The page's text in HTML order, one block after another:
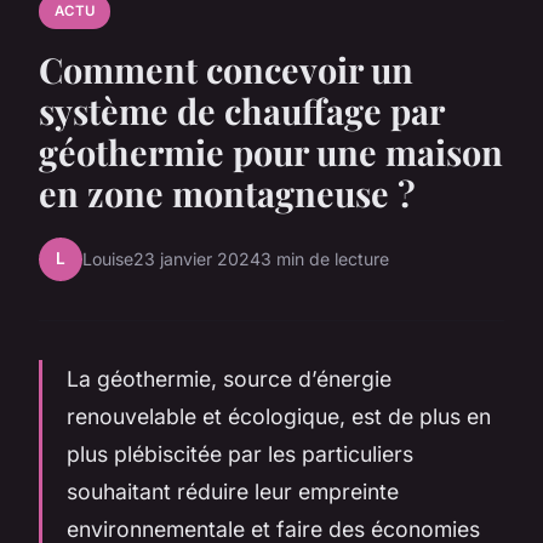
ACTU
Comment concevoir un
système de chauffage par
géothermie pour une maison
en zone montagneuse ?
L Louise23 janvier 20243 min de lecture
La géothermie, source d’énergie
renouvelable et écologique, est de plus en
plus plébiscitée par les particuliers
souhaitant réduire leur empreinte
environnementale et faire des économies